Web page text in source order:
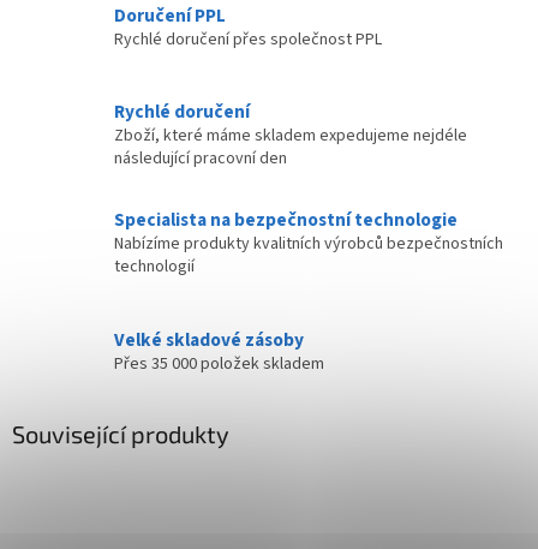
Doručení PPL
Rychlé doručení přes společnost PPL
Rychlé doručení
Zboží, které máme skladem expedujeme nejdéle
následující pracovní den
Specialista na bezpečnostní technologie
Nabízíme produkty kvalitních výrobců bezpečnostních
technologií
Velké skladové zásoby
Přes 35 000 položek skladem
Související produkty